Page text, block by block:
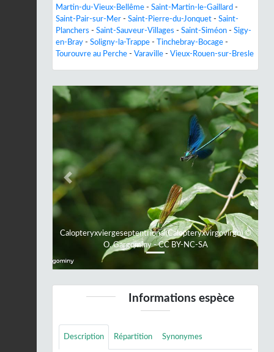
Martin-du-Vieux-Bellême - Saint-Martin-le-Gaillard -
Saint-Pair-sur-Mer - Saint-Pierre-du-Jonquet - Saint-
Planchers - Saint-Sauveur-Villages - Saint-Siméon - Sigy-
en-Bray - Soligny-la-Trappe - Tinchebray-Bocage -
Tourouvre au Perche - Varaville - Vieux-Rouen-sur-Bresle
Calopteryxviergeseptentrional(Calopteryxvirgovirgo) ©
O. Gargominy - CC BY-NC-SA
Previous Next
Informations espèce
Description Répartition Synonymes